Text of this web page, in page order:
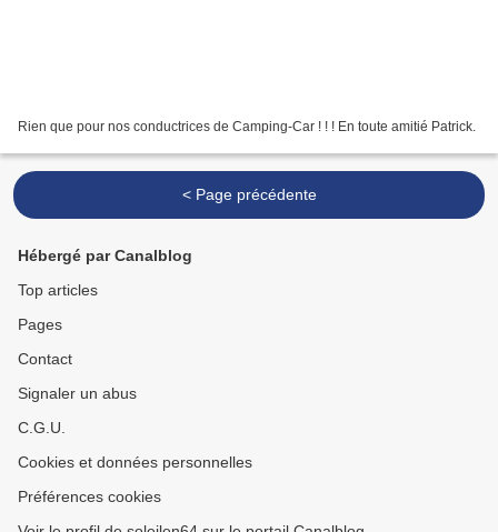
Rien que pour nos conductrices de Camping-Car ! ! ! En toute amitié Patrick.
< Page précédente
Hébergé par Canalblog
Top articles
Pages
Contact
Signaler un abus
C.G.U.
Cookies et données personnelles
Préférences cookies